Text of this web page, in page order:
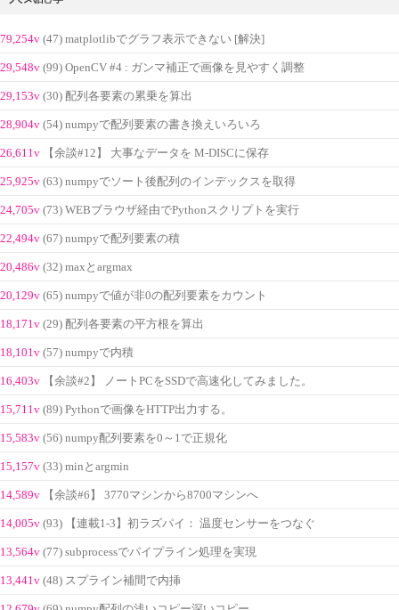
79,254v (47) matplotlibでグラフ表示できない [解決]
29,548v (99) OpenCV #4 : ガンマ補正で画像を見やすく調整
29,153v (30) 配列各要素の累乗を算出
28,904v (54) numpyで配列要素の書き換えいろいろ
26,611v 【余談#12】 大事なデータを M-DISCに保存
25,925v (63) numpyでソート後配列のインデックスを取得
24,705v (73) WEBブラウザ経由でPythonスクリプトを実行
22,494v (67) numpyで配列要素の積
20,486v (32) maxとargmax
20,129v (65) numpyで値が非0の配列要素をカウント
18,171v (29) 配列各要素の平方根を算出
18,101v (57) numpyで内積
16,403v 【余談#2】 ノートPCをSSDで高速化してみました。
15,711v (89) Pythonで画像をHTTP出力する。
15,583v (56) numpy配列要素を0～1で正規化
15,157v (33) minとargmin
14,589v 【余談#6】 3770マシンから8700マシンへ
14,005v (93) 【連載1-3】初ラズパイ： 温度センサーをつなぐ
13,564v (77) subprocessでパイプライン処理を実現
13,441v (48) スプライン補間で内挿